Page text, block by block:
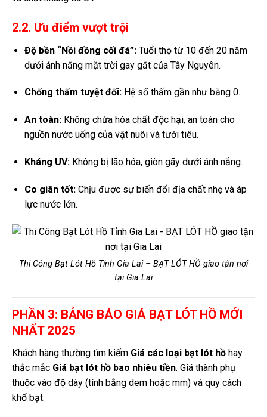
2.2. Ưu điểm vượt trội
Độ bền “Nồi đồng cối đá”:Tuổi thọ từ 10 đến 20 năm
dưới ánh nắng mặt trời gay gắt của Tây Nguyên.
Chống thấm tuyệt đối:Hệ số thấm gần như bằng 0.
An toàn:Không chứa hóa chất độc hại, an toàn cho
nguồn nước uống của vật nuôi và tưới tiêu.
Kháng UV:Không bị lão hóa, giòn gãy dưới ánh nắng.
Co giãn tốt:Chịu được sự biến đổi địa chất nhẹ và áp
lực nước lớn.
Thi Công Bạt Lót Hồ Tỉnh Gia Lai – BẠT LÓT HỒ giao tận nơi
tại Gia Lai
PHẦN 3: BẢNG BÁO GIÁ BẠT LÓT HỒ MỚI
NHẤT 2025
Khách hàng thường tìm kiếm Giá các loại bạt lót hồ hay
thắc mắc Giá bạt lót hồ bao nhiêu tiền. Giá thành phụ
thuộc vào độ dày (tính bằng dem hoặc mm) và quy cách
khổ bạt.